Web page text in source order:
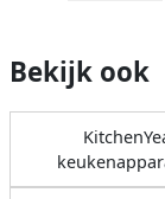
Bekijk ook